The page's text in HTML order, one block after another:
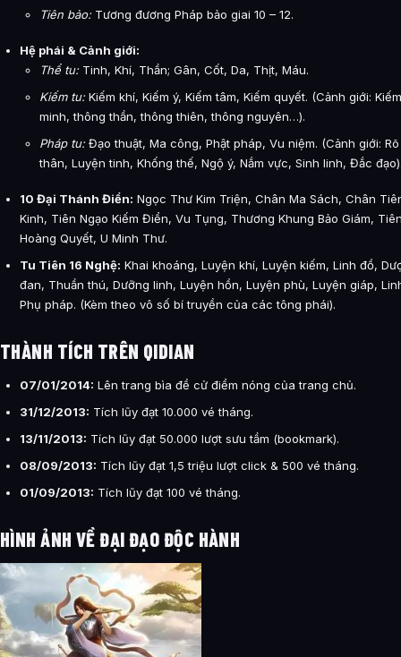
Tiên bảo:Tương đương Pháp bảo giai 10 – 12.
Hệ phái & Cảnh giới:
Thể tu:Tinh, Khí, Thần; Gân, Cốt, Da, Thịt, Máu.
Kiếm tu:Kiếm khí, Kiếm ý, Kiếm tâm, Kiếm quyết. (Cảnh giới:
minh, thông thần, thông thiên, thông nguyên…).
Pháp tu:Đạo thuật, Ma công, Phật pháp, Vu niệm. (Cảnh giới:
thân, Luyện tinh, Khống thế, Ngộ ý, Nắm vực, Sinh linh, Đắc
10 Đại Thánh Điển: Ngọc Thư Kim Triện, Chân Ma Sách, Chân
Kinh, Tiên Ngạo Kiếm Điển, Vu Tụng, Thương Khung Bảo Giám,
Hoàng Quyết, U Minh Thư.
Tu Tiên 16 Nghệ: Khai khoáng, Luyện khí, Luyện kiếm, Linh đồ,
đan, Thuần thú, Dưỡng linh, Luyện hồn, Luyện phù, Luyện giáp,
Phụ pháp. (Kèm theo vô số bí truyền của các tông phái).
THÀNH TÍCH TRÊN QIDIAN
07/01/2014: Lên trang bìa đề cử điểm nóng của trang chủ.
31/12/2013: Tích lũy đạt 10.000 vé tháng.
13/11/2013: Tích lũy đạt 50.000 lượt sưu tầm (bookmark).
08/09/2013: Tích lũy đạt 1,5 triệu lượt click & 500 vé tháng.
01/09/2013: Tích lũy đạt 100 vé tháng.
HÌNH ẢNH VỀ ĐẠI ĐẠO ĐỘC HÀNH